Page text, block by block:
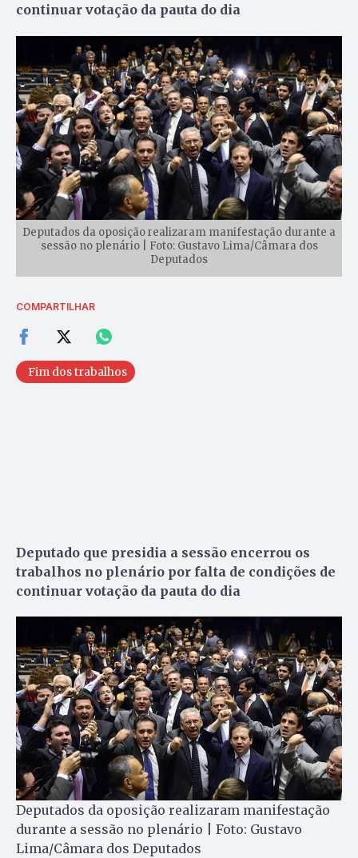
continuar votação da pauta do dia
Deputados da oposição realizaram manifestação durante a
sessão no plenário | Foto: Gustavo Lima/Câmara dos
Deputados
COMPARTILHAR
Fim dos trabalhos
Deputado que presidia a sessão encerrou os
trabalhos no plenário por falta de condições de
continuar votação da pauta do dia
Deputados da oposição realizaram manifestação
durante a sessão no plenário | Foto: Gustavo
Lima/Câmara dos Deputados